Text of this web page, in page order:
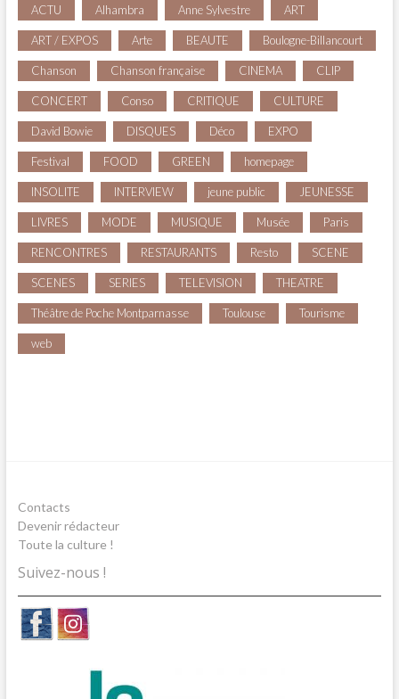
ACTU Alhambra Anne Sylvestre ART
ART / EXPOS Arte BEAUTE Boulogne-Billancourt
Chanson Chanson française CINEMA CLIP
CONCERT Conso CRITIQUE CULTURE
David Bowie DISQUES Déco EXPO
Festival FOOD GREEN homepage
INSOLITE INTERVIEW jeune public JEUNESSE
LIVRES MODE MUSIQUE Musée Paris
RENCONTRES RESTAURANTS Resto SCENE
SCENES SERIES TELEVISION THEATRE
Théâtre de Poche Montparnasse Toulouse Tourisme
web
Contacts
Devenir rédacteur
Toute la culture !
Suivez-nous !